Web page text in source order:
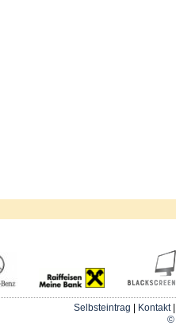
Selbsteintrag Kontakt
©